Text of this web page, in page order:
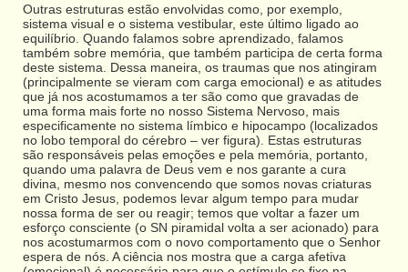
Outras estruturas estão envolvidas como, por exemplo,
sistema visual e o sistema vestibular, este último ligado ao
equilíbrio. Quando falamos sobre aprendizado, falamos
também sobre memória, que também participa de certa forma
deste sistema. Dessa maneira, os traumas que nos atingiram
(principalmente se vieram com carga emocional) e as atitudes
que já nos acostumamos a ter são como que gravadas de
uma forma mais forte no nosso Sistema Nervoso, mais
especificamente no sistema límbico e hipocampo (localizados
no lobo temporal do cérebro – ver figura). Estas estruturas
são responsáveis pelas emoções e pela memória, portanto,
quando uma palavra de Deus vem e nos garante a cura
divina, mesmo nos convencendo que somos novas criaturas
em Cristo Jesus, podemos levar algum tempo para mudar
nossa forma de ser ou reagir; temos que voltar a fazer um
esforço consciente (o SN piramidal volta a ser acionado) para
nos acostumarmos com o novo comportamento que o Senhor
espera de nós. A ciência nos mostra que a carga afetiva